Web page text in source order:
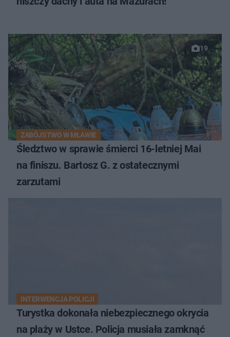
19
ZABÓJSTWO W MŁAWIE
Śledztwo w sprawie śmierci 16-letniej Mai
na finiszu. Bartosz G. z ostatecznymi
zarzutami
INTERWENCJA POLICJI
Turystka dokonała niebezpiecznego okrycia
na plaży w Ustce. Policja musiała zamknąć